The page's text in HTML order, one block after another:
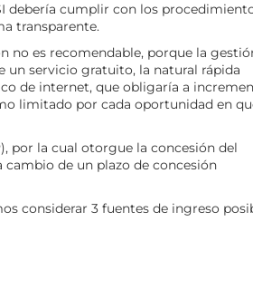
debería cumplir con los
transparente.
no es recomendable, porque la
un servicio gratuito, la natural rápida
de internet, que obligaría a
limitado por cada oportunidad en
por la cual otorgue la concesión del
de un plazo de concesión
considerar 3 fuentes de ingreso